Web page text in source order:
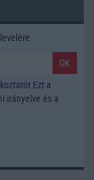
OK
Ezt a
irányelve és a